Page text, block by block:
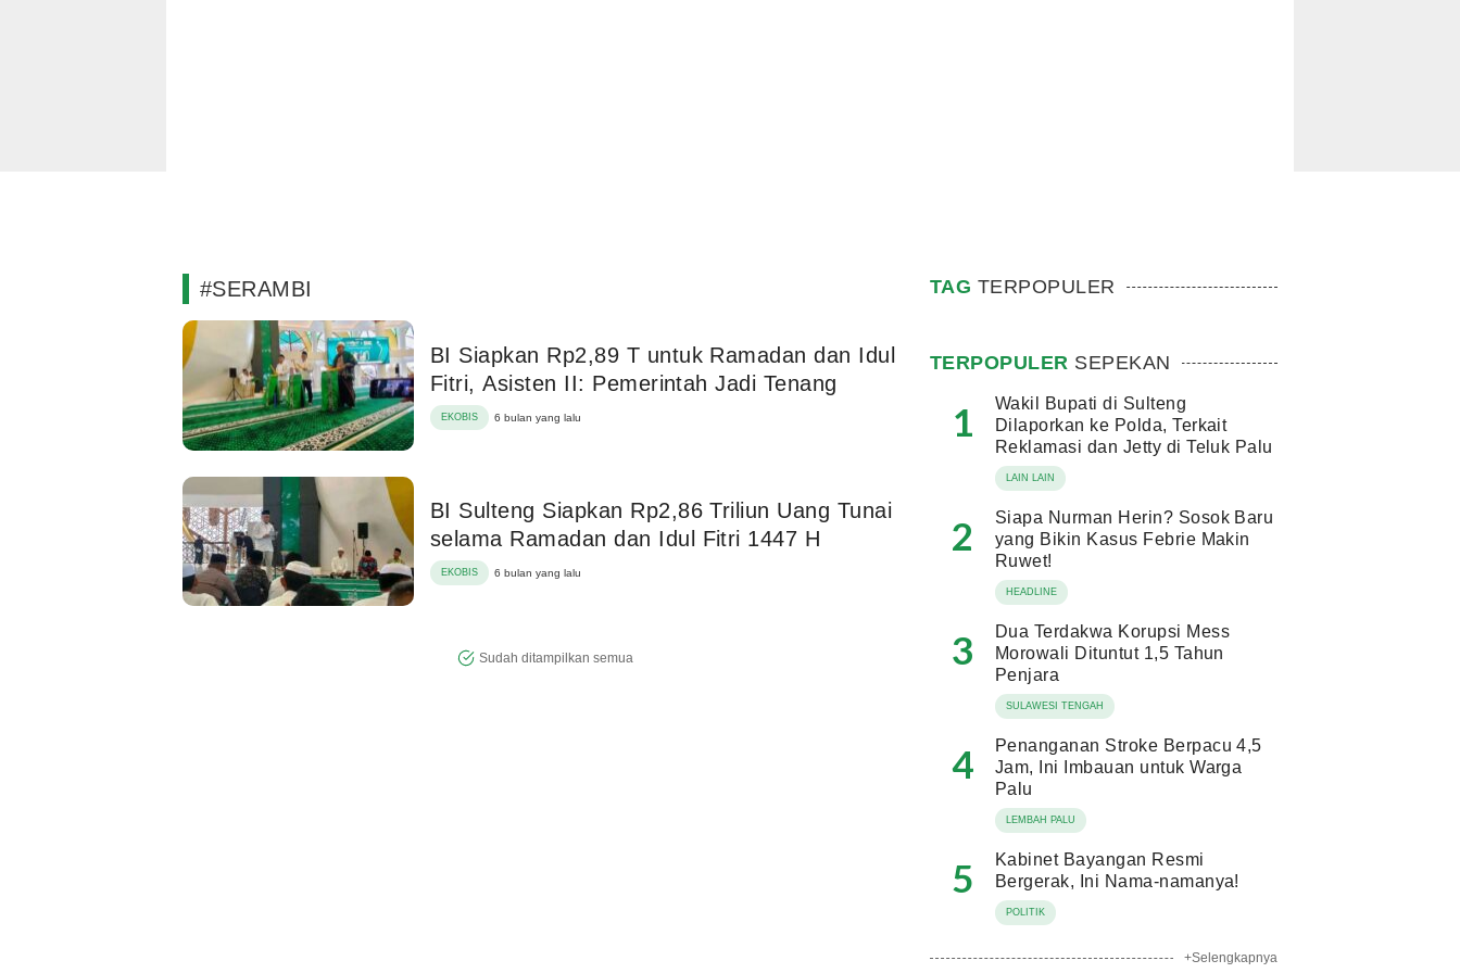
#SERAMBI
BI Siapkan Rp2,89 T untuk Ramadan dan Idul
Fitri, Asisten II: Pemerintah Jadi Tenang
EKOBIS 6 bulan yang lalu
BI Sulteng Siapkan Rp2,86 Triliun Uang Tunai
selama Ramadan dan Idul Fitri 1447 H
EKOBIS 6 bulan yang lalu
Sudah ditampilkan semua
TAG TERPOPULER
TERPOPULER SEPEKAN
1
Wakil Bupati di Sulteng
Dilaporkan ke Polda, Terkait
Reklamasi dan Jetty di Teluk Palu
LAIN LAIN
2
Siapa Nurman Herin? Sosok Baru
yang Bikin Kasus Febrie Makin
Ruwet!
HEADLINE
3
Dua Terdakwa Korupsi Mess
Morowali Dituntut 1,5 Tahun
Penjara
SULAWESI TENGAH
4
Penanganan Stroke Berpacu 4,5
Jam, Ini Imbauan untuk Warga
Palu
LEMBAH PALU
5
Kabinet Bayangan Resmi
Bergerak, Ini Nama-namanya!
POLITIK
+Selengkapnya